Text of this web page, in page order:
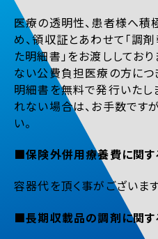
医療の透明性、患者様へ積
め、領収証とあわせて「調
た明細書」をお渡ししてお
ない公費負担医療の方につ
明細書を無料で発行いたし
れない場合は、お手数です
い。
■保険外併用療養費に関す
容器代を頂く事がございま
■長期収載品の調剤に関す